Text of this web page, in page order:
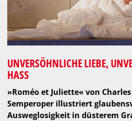
UNVERSÖHNLICHE LIEBE,
HASS
»Roméo et Juliette« von
Semperoper illustriert
Ausweglosigkeit in düsterem